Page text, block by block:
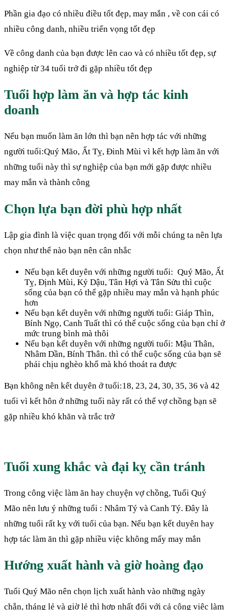
Phần gia đạo có nhiều điều tốt đẹp, may mắn , về con cái có
nhiều công danh, nhiều triển vọng tốt đẹp
Về công danh của bạn được lên cao và có nhiều tốt đẹp, sự
nghiệp từ 34 tuổi trở đi gặp nhiều tốt đẹp
Tuổi hợp làm ăn và hợp tác kinh
doanh
Nếu bạn muốn làm ăn lớn thì bạn nên hợp tác với những
người tuổi:Quý Mão, Ất Tỵ, Đinh Mùi vì kết hợp làm ăn với
những tuổi này thì sự nghiệp của bạn mới gặp được nhiều
may mắn và thành công
Chọn lựa bạn đời phù hợp nhất
Lập gia đình là việc quan trọng đối với mỗi chúng ta nên lựa
chọn như thế nào bạn nên cân nhắc
Nếu bạn kết duyên với những người tuổi: Quý Mão, Ất
Tỵ, Định Mùi, Kỷ Dậu, Tân Hợi và Tân Sửu thì cuộc
sống của bạn có thể gặp nhiều may mắn và hạnh phúc
hơn
Nếu bạn kết duyên với những người tuổi: Giáp Thìn,
Bính Ngọ, Canh Tuất thì có thể cuộc sống của bạn chỉ ở
mức trung bình mà thôi
Nếu bạn kết duyên với những người tuổi: Mậu Thân,
Nhâm Dần, Bính Thân. thì có thể cuộc sống của bạn sẽ
phải chịu nghèo khổ mà khó thoát ra được
Bạn không nên kết duyên ở tuổi:18, 23, 24, 30, 35, 36 và 42
tuổi vì kết hôn ở những tuổi này rất có thể vợ chồng bạn sẽ
gặp nhiều khó khăn và trắc trở
Tuổi xung khắc và đại kỵ cần tránh
Trong công việc làm ăn hay chuyện vợ chồng, Tuổi Quý
Mão nên lưu ý những tuổi : Nhâm Tý và Canh Tý. Đây là
những tuổi rất kỵ với tuổi của bạn. Nếu bạn kết duyên hay
hợp tác làm ăn thì gặp nhiều việc không mấy may mắn
Hướng xuất hành và giờ hoàng đạo
Tuổi Quý Mão nên chọn lịch xuất hành vào những ngày
chẵn, tháng lẻ và giờ lẻ thì hợp nhất đối với cả công việc làm